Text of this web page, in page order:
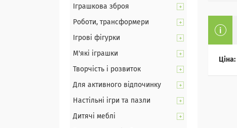
Ціна:
Іграшкова зброя
Роботи, трансформери
Ігрові фігурки
М'які іграшки
Творчість і розвиток
Для активного відпочинку
Настільні ігри та пазли
Дитячі меблі